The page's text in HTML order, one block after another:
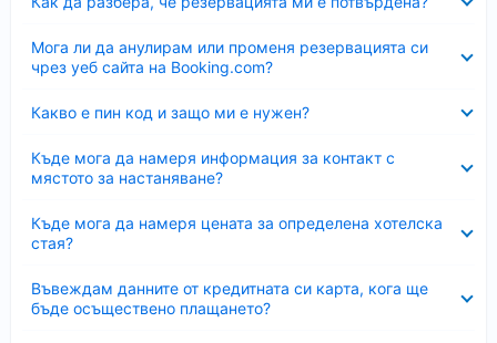
Мога ли да анулирам или променя резервацията си
чрез уеб сайта на Booking.com?
Какво е пин код и защо ми е нужен?
Къде мога да намеря информация за контакт с
мястото за настаняване?
Къде мога да намеря цената за определена хотелска
стая?
Въвеждам данните от кредитната си карта, кога ще
бъде осъществено плащането?